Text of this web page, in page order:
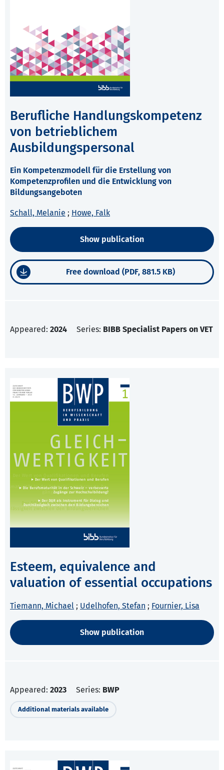
Berufliche Handlungskompetenz
von betrieblichem
Ausbildungspersonal
Ein Kompetenzmodell für die Erstellung von
Kompetenzprofilen und die Entwicklung von
Bildungsangeboten
Schall, Melanie ; Howe, Falk
Show publication
Free download (PDF, 881.5 KB)
Appeared: 2024 Series: BIBB Specialist Papers on VET
Esteem, equivalence and
valuation of essential occupations
Tiemann, Michael ; Udelhofen, Stefan ; Fournier, Lisa
Show publication
Appeared: 2023 Series: BWP
Additional materials available